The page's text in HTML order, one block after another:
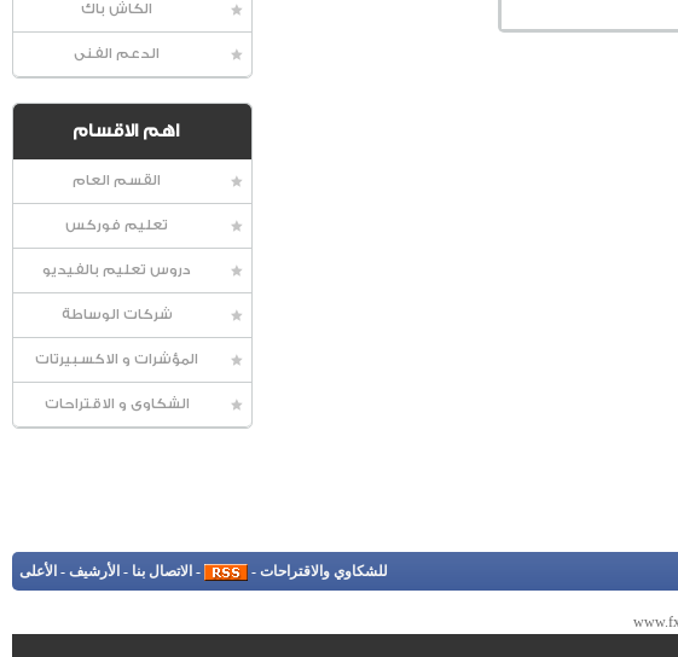
الكاش باك
الدعم الفنى
اهم الاقسام
القسم العام
تعليم فوركس
دروس تعليم بالفيديو
شركات الوساطة
المؤشرات و الاكسبيرتات
الشكاوى و الاقتراحات
للشكاوي والاقتراحات -
- الاتصال بنا - الأرشيف - الأعلى